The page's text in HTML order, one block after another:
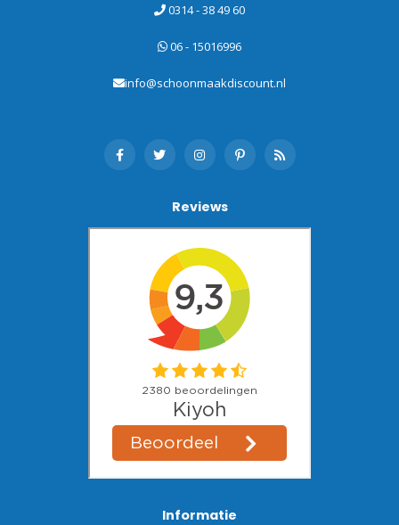
0314 - 38 49 60
06 - 15016996
info@schoonmaakdiscount.nl
Reviews
Informatie